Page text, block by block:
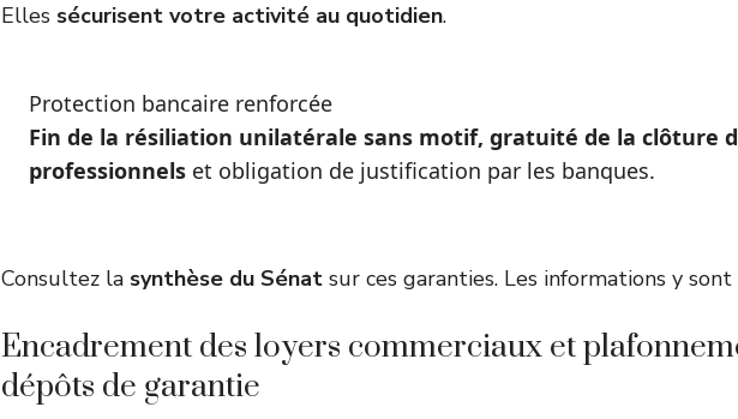
Elles sécurisent votre activité au quotidien.
Protection bancaire renforcée
Fin de la résiliation unilatérale sans motif, gratuité de la clôture
professionnelset obligation de justification par les banques.
Consultez la synthèse du Sénat sur ces garanties. Les informations y
Encadrement des loyers commerciaux et
dépôts de garantie